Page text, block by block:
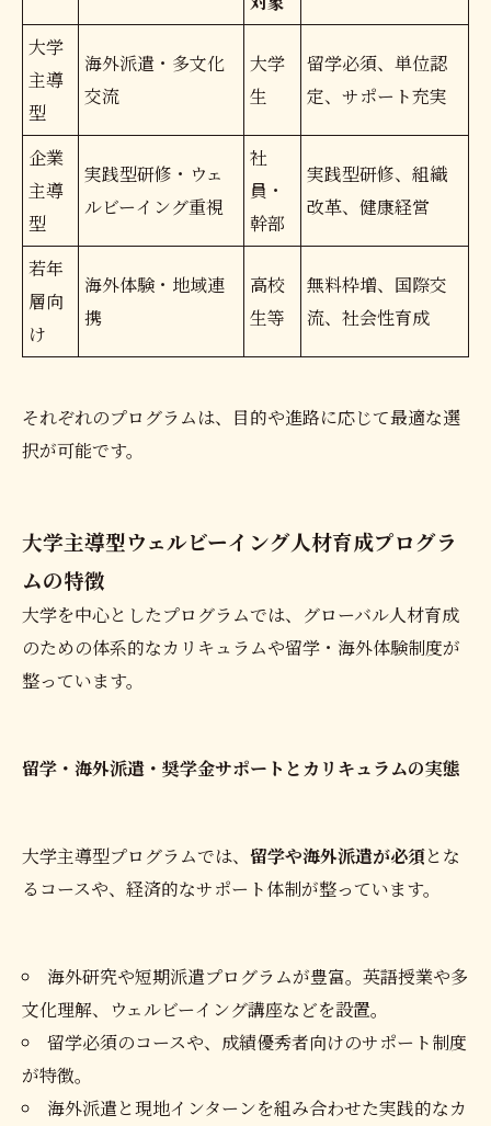
大学
主導
型
海外派遣・多文化
交流
大学
生
留学必須、単位認
定、サポート充実
企業
主導
型
実践型研修・ウェ
ルビーイング重視
社
員・
幹部
実践型研修、組織
改革、健康経営
若年
層向
け
海外体験・地域連
携
高校
生等
無料枠増、国際交
流、社会性育成
それぞれのプログラムは、目的や進路に応じて最適な選
択が可能です。
大学主導型ウェルビーイング人材育成プログラ
ムの特徴
大学を中心としたプログラムでは、グローバル人材育成
のための体系的なカリキュラムや留学・海外体験制度が
整っています。
留学・海外派遣・奨学金サポートとカリキュラムの実態
大学主導型プログラムでは、 留学や海外派遣が必須とな
るコースや、経済的なサポート体制が整っています。
海外研究や短期派遣プログラムが豊富。英語授業や多
文化理解、ウェルビーイング講座などを設置。
留学必須のコースや、成績優秀者向けのサポート制度
が特徴。
海外派遣と現地インターンを組み合わせた実践的なカ